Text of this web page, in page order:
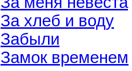
За хлеб и воду
Забыли
Замок временем